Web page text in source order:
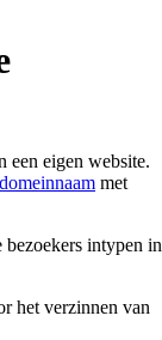
een eigen website.
domeinnaam met
bezoekers intypen in
het verzinnen van